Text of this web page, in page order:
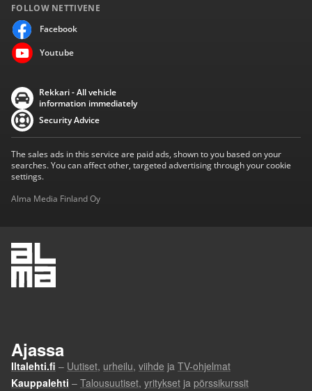
FOLLOW NETTIVENE
Facebook
Youtube
Rekkari - All vehicle
information immediately
Security Advice
The sales ads in this service are paid ads, shown to you based on your
searches. You can affect other, targeted advertising through your cookie
settings.
Alma Media Finland Oy